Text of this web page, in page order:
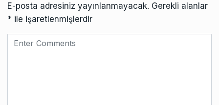
E-posta adresiniz yayınlanmayacak. Gerekli alanlar
* ile işaretlenmişlerdir